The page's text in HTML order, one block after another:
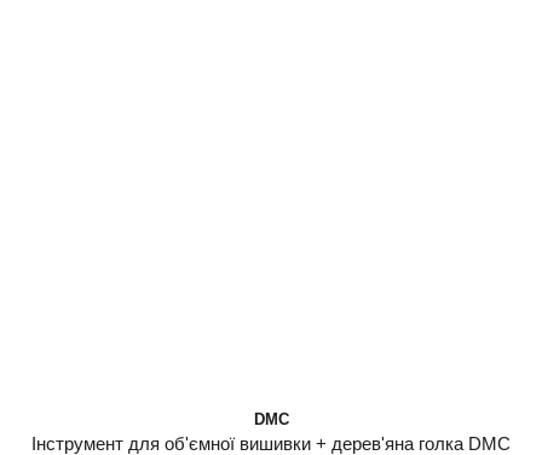
DMC
Інструмент для об'ємної вишивки + дерев'яна голка DMC